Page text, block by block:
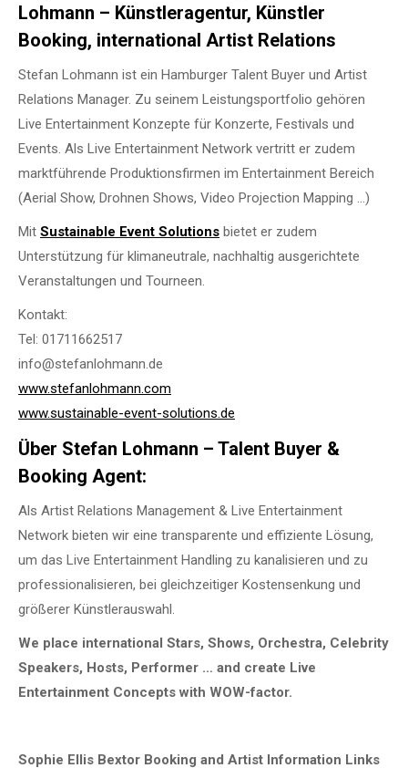
Lohmann – Künstleragentur, Künstler
Booking, international Artist Relations
Stefan Lohmann ist ein Hamburger Talent Buyer und Artist
Relations Manager. Zu seinem Leistungsportfolio gehören
Live Entertainment Konzepte für Konzerte, Festivals und
Events. Als Live Entertainment Network vertritt er zudem
marktführende Produktionsfirmen im Entertainment Bereich
(Aerial Show, Drohnen Shows, Video Projection Mapping …)
Mit Sustainable Event Solutions bietet er zudem
Unterstützung für klimaneutrale, nachhaltig ausgerichtete
Veranstaltungen und Tourneen.
Kontakt:
Tel: 01711662517
info@stefanlohmann.de
www.stefanlohmann.com
www.sustainable-event-solutions.de
Über Stefan Lohmann – Talent Buyer &
Booking Agent:
Als Artist Relations Management & Live Entertainment
Network bieten wir eine transparente und effiziente Lösung,
um das Live Entertainment Handling zu kanalisieren und zu
professionalisieren, bei gleichzeitiger Kostensenkung und
größerer Künstlerauswahl.
We place international Stars, Shows, Orchestra, Celebrity
Speakers, Hosts, Performer … and create Live
Entertainment Concepts with WOW-factor.
Sophie Ellis Bextor Booking and Artist Information Links